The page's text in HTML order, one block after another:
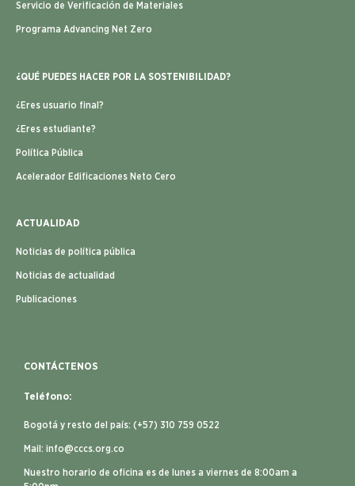
Servicio de Verificación de Materiales
Programa Advancing Net Zero
¿QUÉ PUEDES HACER POR LA SOSTENIBILIDAD?
¿Eres usuario final?
¿Eres estudiante?
Política Pública
Acelerador Edificaciones Neto Cero
ACTUALIDAD
Noticias de política pública
Noticias de actualidad
Publicaciones
CONTÁCTENOS
Teléfono:
Bogotá y resto del país: (+57) 310 759 0522
Mail: info@cccs.org.co
Nuestro horario de oficina es de lunes a viernes de 8:00am a